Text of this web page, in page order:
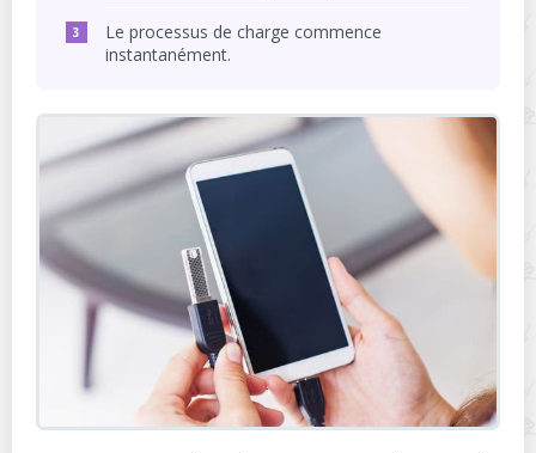
Le processus de charge commence
instantanément.